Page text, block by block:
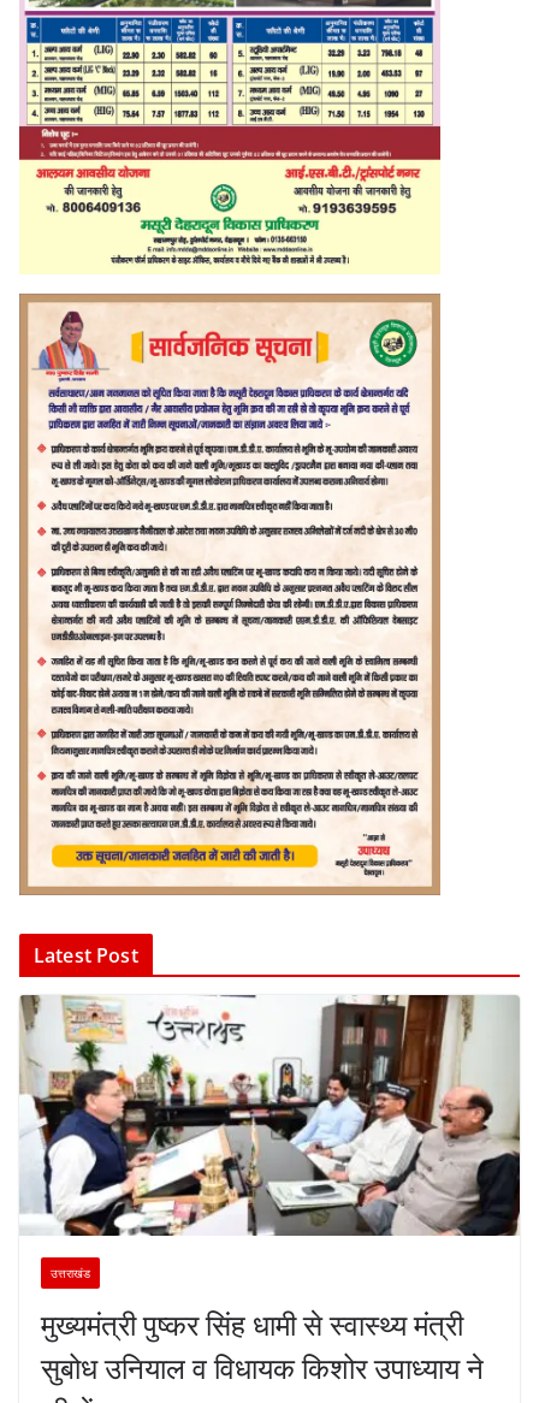
Latest Post
उत्तराखंड
मुख्यमंत्री पुष्कर सिंह धामी से स्वास्थ्य मंत्री
सुबोध उनियाल व विधायक किशोर उपाध्याय ने